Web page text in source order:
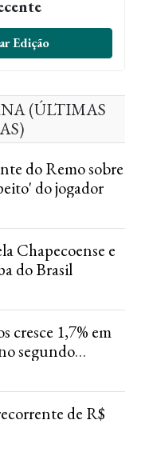
Edição
(ÚLTIMAS
do Remo sobre
do jogador
Chapecoense e
do Brasil
cresce 1,7% em
segundo
de R$